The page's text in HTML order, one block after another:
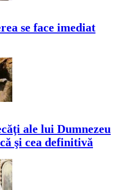
se face imediat
ale lui Dumnezeu
şi cea definitivă